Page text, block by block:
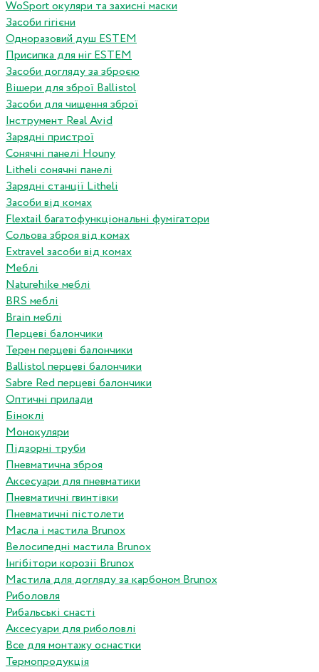
WoSport окуляри та захисні маски
Засоби гігієни
Одноразовий душ ESTEM
Присипка для ніг ESTEM
Засоби догляду за зброєю
Вішери для зброї Ballistol
Засоби для чищення зброї
Інструмент Real Avid
Зарядні пристрої
Сонячні панелі Houny
Litheli сонячні панелі
Зарядні станції Litheli
Засоби від комах
Flextail багатофункціональні фумігатори
Сольова зброя від комах
Extravel засоби від комах
Меблі
Naturehike меблі
BRS меблі
Brain меблі
Перцеві балончики
Терен перцеві балончики
Ballistol перцеві балончики
Sabre Red перцеві балончики
Оптичні прилади
Біноклі
Монокуляри
Підзорні труби
Пневматична зброя
Аксесуари для пневматики
Пневматичні гвинтівки
Пневматичні пістолети
Масла і мастила Brunox
Велосипедні мастила Brunox
Інгібітори корозії Brunox
Мастила для догляду за карбоном Brunox
Риболовля
Рибальські снасті
Аксесуари для риболовлі
Все для монтажу оснастки
Термопродукція